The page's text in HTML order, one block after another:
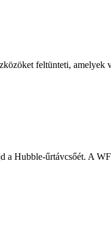
feltünteti,
a Hubble-űrtávcsőét. A